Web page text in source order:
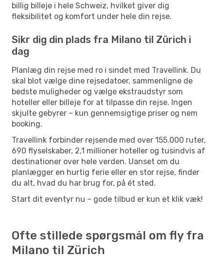
billig billeje i hele Schweiz, hvilket giver dig
fleksibilitet og komfort under hele din rejse.
Sikr dig din plads fra Milano til Zürich i
dag
Planlæg din rejse med ro i sindet med Travellink. Du
skal blot vælge dine rejsedatoer, sammenligne de
bedste muligheder og vælge ekstraudstyr som
hoteller eller billeje for at tilpasse din rejse. Ingen
skjulte gebyrer – kun gennemsigtige priser og nem
booking.
Travellink forbinder rejsende med over 155.000 ruter,
690 flyselskaber, 2,1 millioner hoteller og tusindvis af
destinationer over hele verden. Uanset om du
planlægger en hurtig ferie eller en stor rejse, finder
du alt, hvad du har brug for, på ét sted.
Start dit eventyr nu – gode tilbud er kun et klik væk!
Ofte stillede spørgsmål om fly fra
Milano til Zürich